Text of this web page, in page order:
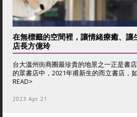
在無標籤的空間裡，讓情緒療癒、
店長方億玲
台大溫州街商圈最珍貴的地景之一正是書
的眾書店中，2021年甫新生的而立書店，
READ>
2023 Apr 21